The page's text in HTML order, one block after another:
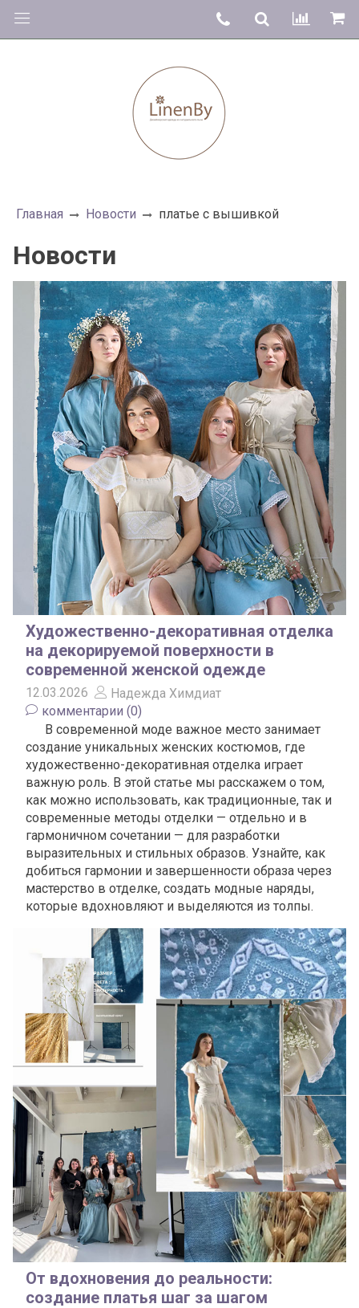
Главная Новости платье с вышивкой
Новости
Художественно-декоративная отделка
на декорируемой поверхности в
современной женской одежде
12.03.2026
Надежда Химдиат
комментарии (0)
В современной моде важное место занимает
создание уникальных женских костюмов, где
художественно-декоративная отделка играет
важную роль. В этой статье мы расскажем о том,
как можно использовать, как традиционные, так и
современные методы отделки — отдельно и в
гармоничном сочетании — для разработки
выразительных и стильных образов. Узнайте, как
добиться гармонии и завершенности образа через
мастерство в отделке, создать модные наряды,
которые вдохновляют и выделяются из толпы.
От вдохновения до реальности:
создание платья шаг за шагом